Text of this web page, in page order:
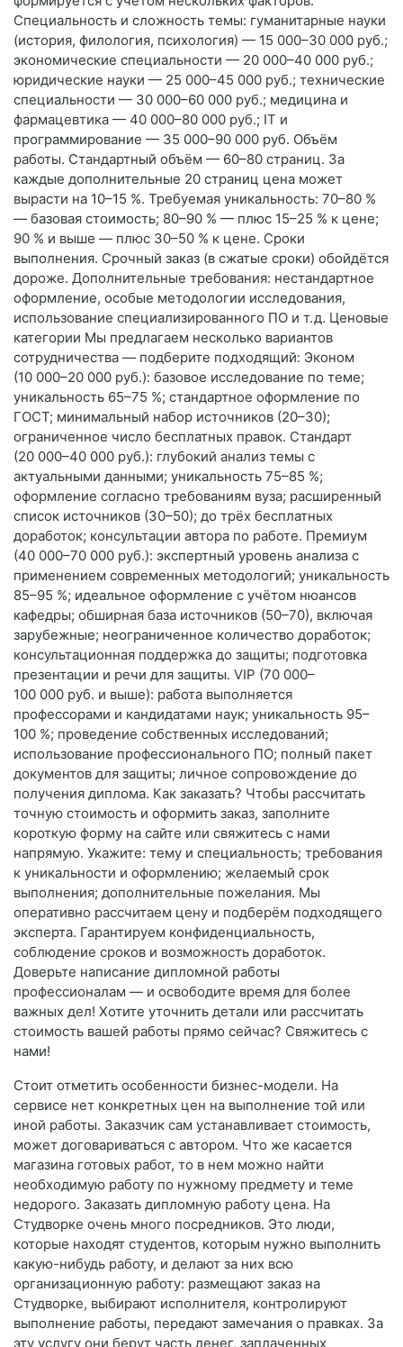
Специальность и сложность темы: гуманитарные науки
(история, филология, психология) — 15 000–30 000 руб.;
экономические специальности — 20 000–40 000 руб.;
юридические науки — 25 000–45 000 руб.; технические
специальности — 30 000–60 000 руб.; медицина и
фармацевтика — 40 000–80 000 руб.; IT и
программирование — 35 000–90 000 руб. Объём
работы. Стандартный объём — 60–80 страниц. За
каждые дополнительные 20 страниц цена может
вырасти на 10–15 %. Требуемая уникальность: 70–80 %
— базовая стоимость; 80–90 % — плюс 15–25 % к цене;
90 % и выше — плюс 30–50 % к цене. Сроки
выполнения. Срочный заказ (в сжатые сроки) обойдётся
дороже. Дополнительные требования: нестандартное
оформление, особые методологии исследования,
использование специализированного ПО и т. д. Ценовые
категории Мы предлагаем несколько вариантов
сотрудничества — подберите подходящий: Эконом
(10 000–20 000 руб.): базовое исследование по теме;
уникальность 65–75 %; стандартное оформление по
ГОСТ; минимальный набор источников (20–30);
ограниченное число бесплатных правок. Стандарт
(20 000–40 000 руб.): глубокий анализ темы с
актуальными данными; уникальность 75–85 %;
оформление согласно требованиям вуза; расширенный
список источников (30–50); до трёх бесплатных
доработок; консультации автора по работе. Премиум
(40 000–70 000 руб.): экспертный уровень анализа с
применением современных методологий; уникальность
85–95 %; идеальное оформление с учётом нюансов
кафедры; обширная база источников (50–70), включая
зарубежные; неограниченное количество доработок;
консультационная поддержка до защиты; подготовка
презентации и речи для защиты. VIP (70 000–
100 000 руб. и выше): работа выполняется
профессорами и кандидатами наук; уникальность 95–
100 %; проведение собственных исследований;
использование профессионального ПО; полный пакет
документов для защиты; личное сопровождение до
получения диплома. Как заказать? Чтобы рассчитать
точную стоимость и оформить заказ, заполните
короткую форму на сайте или свяжитесь с нами
напрямую. Укажите: тему и специальность; требования
к уникальности и оформлению; желаемый срок
выполнения; дополнительные пожелания. Мы
оперативно рассчитаем цену и подберём подходящего
эксперта. Гарантируем конфиденциальность,
соблюдение сроков и возможность доработок.
Доверьте написание дипломной работы
профессионалам — и освободите время для более
важных дел! Хотите уточнить детали или рассчитать
стоимость вашей работы прямо сейчас? Свяжитесь с
нами!
Стоит отметить особенности бизнес-модели. На
сервисе нет конкретных цен на выполнение той или
иной работы. Заказчик сам устанавливает стоимость,
может договариваться с автором. Что же касается
магазина готовых работ, то в нем можно найти
необходимую работу по нужному предмету и теме
недорого. Заказать дипломную работу цена. На
Студворке очень много посредников. Это люди,
которые находят студентов, которым нужно выполнить
какую-нибудь работу, и делают за них всю
организационную работу: размещают заказ на
Студворке, выбирают исполнителя, контролируют
выполнение работы, передают замечания о правках. За
эту услугу они берут часть денег, заплаченных